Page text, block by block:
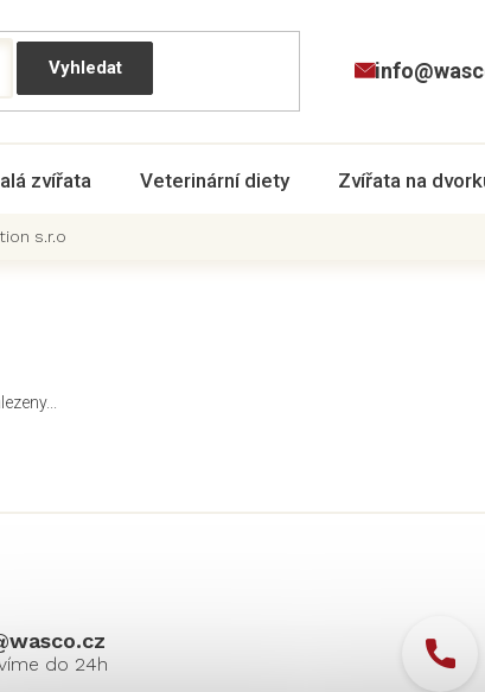
zvířata Veterinární diety Zvířata na
s.r.o
wasco.cz